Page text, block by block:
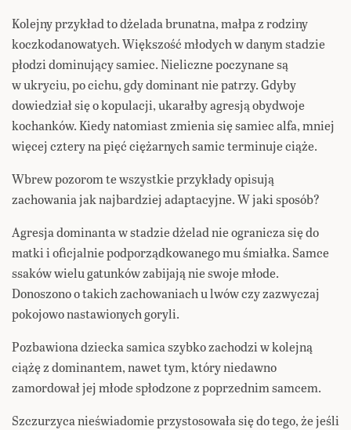
Kolejny przykład to dżelada brunatna, małpa z rodziny
koczkodanowatych. Większość młodych w danym stadzie
płodzi dominujący samiec. Nieliczne poczynane są
w ukryciu, po cichu, gdy dominant nie patrzy. Gdyby
dowiedział się o kopulacji, ukarałby agresją obydwoje
kochanków. Kiedy natomiast zmienia się samiec alfa, mniej
więcej cztery na pięć ciężarnych samic terminuje ciąże.
Wbrew pozorom te wszystkie przykłady opisują
zachowania jak najbardziej adaptacyjne. W jaki sposób?
Agresja dominanta w stadzie dżelad nie ogranicza się do
matki i oficjalnie podporządkowanego mu śmiałka. Samce
ssaków wielu gatunków zabijają nie swoje młode.
Donoszono o takich zachowaniach u lwów czy zazwyczaj
pokojowo nastawionych goryli.
Pozbawiona dziecka samica szybko zachodzi w kolejną
ciążę z dominantem, nawet tym, który niedawno
zamordował jej młode spłodzone z poprzednim samcem.
Szczurzyca nieświadomie przystosowała się do tego, że jeśli